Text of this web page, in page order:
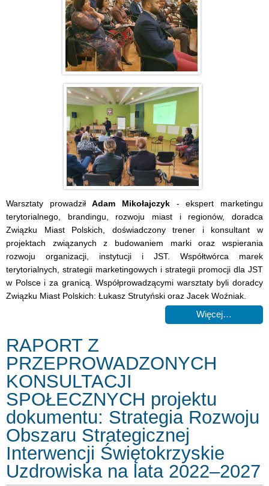
Warsztaty prowadziłAdam Mikołajczyk - ekspert marketingu
terytorialnego, brandingu, rozwoju miast i regionów, doradca
Związku Miast Polskich, doświadczony trener i konsultant w
projektach związanych z budowaniem marki oraz wspierania
rozwoju organizacji, instytucji i JST. Współtwórca marek
terytorialnych, strategii marketingowych i strategii promocji dla JST
w Polsce i za granicą. Współprowadzącymi warsztaty byli doradcy
Związku Miast Polskich: Łukasz Strutyński oraz Jacek Woźniak.
Więcej…
RAPORT Z
PRZEPROWADZONYCH
KONSULTACJI
SPOŁECZNYCH projektu
dokumentu: Strategia Rozwoju
Obszaru Strategicznej
Interwencji Świętokrzyskie
Uzdrowiska na lata 2022–2027